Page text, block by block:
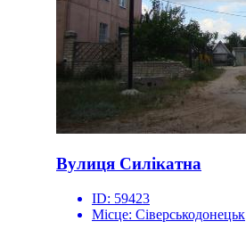
Вулиця Силікатна
ID: 59423
Місце: Сіверськодонецьк